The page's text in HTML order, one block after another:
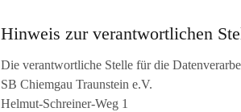
Hinweis zur verantwortlichen
Die verantwortliche Stelle für die
SB Chiemgau Traunstein e.V.
Helmut-Schreiner-Weg 1